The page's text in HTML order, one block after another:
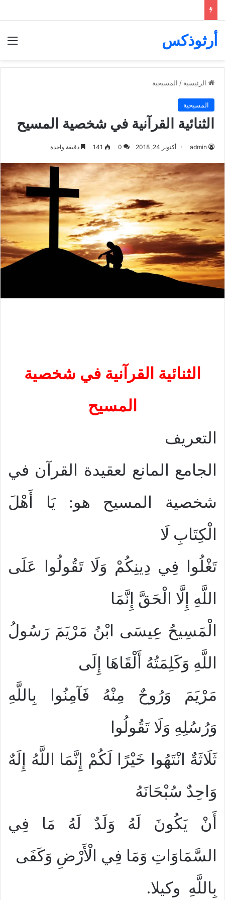
أرثوذكس
الرئيسية / المسيحية
المسيحية
الثنائية القرآنية في شخصية المسيح
admin أكتوبر 24, 2018 0
141 دقيقة واحدة
الثنائية القرآنية في شخصية
المسيح
التعريف
الجامع المانع لعقيدة القرآن في
شخصية المسيح هو: يَا أَهْلَ
الْكِتَابِ لَا
تَغْلُوا فِي دِينِكُمْ وَلَا تَقُولُوا عَلَى
اللَّهِ إِلَّا الْحَقَّ إِنَّمَا
الْمَسِيحُ عِيسَى ابْنُ مَرْيَمَ رَسُولُ
اللَّهِ وَكَلِمَتُهُ أَلْقَاهَا إِلَى
مَرْيَمَ وَرُوحٌ مِنْهُ فَآمِنُوا بِاللَّهِ
وَرُسُلِهِ وَلَا تَقُولُوا
ثَلَاثَةٌ انْتَهُوا خَيْرًا لَكُمْ إِنَّمَا اللَّهُ إِلَهٌ
وَاحِدٌ سُبْحَانَهُ
أَنْ يَكُونَ لَهُ وَلَدٌ لَهُ مَا فِي
السَّمَاوَاتِ وَمَا فِي الْأَرْضِ وَكَفَى
بِاللَّهِ ‏ ‏وكيلا.